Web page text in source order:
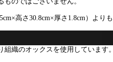
高さ30.8cm×厚さ1.8cm）より
組織のオックスを使用しています